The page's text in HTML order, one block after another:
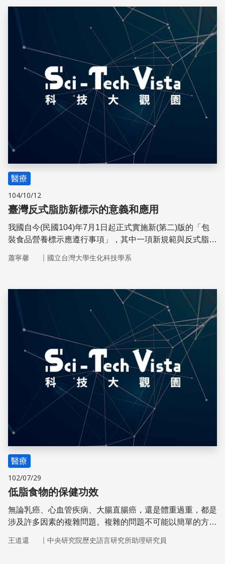
儲存
醫療
104/10/12
臺灣反式脂肪新標示的意義和應用
我國自今(民國104)年7月1日起正式實施新(第二)版的「包
裝食品營養標示應遵行事項」，其中一項新規範與反式脂肪
蕭寧馨 ｜ 國立台灣大學生化科技學系
儲存
醫療
102/07/29
低脂食物的保健功效
無論乳癌、心血管疾病、大腸直腸癌，還是體重過重，都是
涉及許多因素的複雜問題。複雜的問題不可能以簡單的方案
王道還 ｜ 中央研究院歷史語言研究所助理研究員